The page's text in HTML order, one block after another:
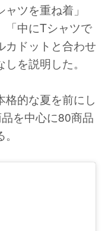
ツを重ね着」
「中にTシャツで
カドットと合わせ
を説明した。
的な夏を前にし
を中心に80商品